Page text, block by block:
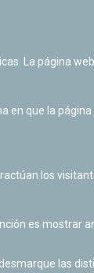
La página
que la
los
es mostrar
las